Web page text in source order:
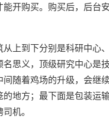
能开购买。购买后，后台
上到下分别是科研中心、
名思义，顶级研究中心是
间随着鸡场的升级，会继
的地方；最下面是包装运
机。